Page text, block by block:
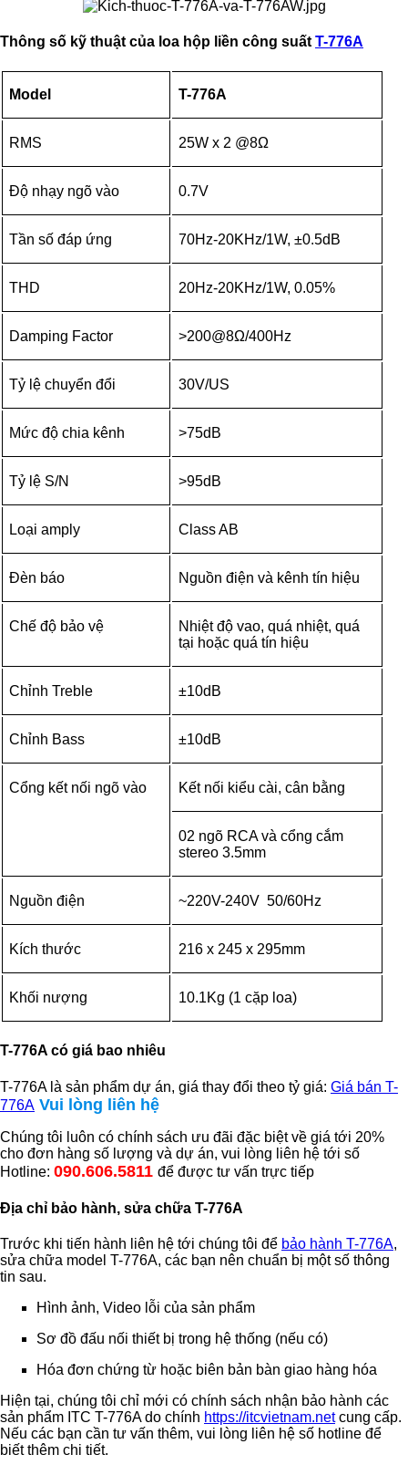
Thông số kỹ thuật của loa hộp liền công suất T-776A
Model T-776A
RMS 25W x 2 @8Ω
Độ nhạy ngõ vào 0.7V
Tần số đáp ứng 70Hz-20KHz/1W, ±0.5dB
THD 20Hz-20KHz/1W, 0.05%
Damping Factor >200@8Ω/400Hz
Tỷ lệ chuyển đổi 30V/US
Mức độ chia kênh >75dB
Tỷ lệ S/N >95dB
Loại amply Class AB
Đèn báo Nguồn điện và kênh tín hiệu
Chế độ bảo vệ
Nhiệt độ vao, quá nhiệt, quá
tại hoặc quá tín hiệu
Chỉnh Treble ±10dB
Chỉnh Bass ±10dB
Cổng kết nối ngõ vào Kết nối kiểu cài, cân bằng
02 ngõ RCA và cổng cắm
stereo 3.5mm
Nguồn điện ~220V-240V 50/60Hz
Kích thước 216 x 245 x 295mm
Khối nượng 10.1Kg (1 cặp loa)
T-776A có giá bao nhiêu
T-776A là sản phẩm dự án, giá thay đổi theo tỷ giá: Giá bán T-
776A Vui lòng liên hệ
Chúng tôi luôn có chính sách ưu đãi đặc biệt về giá tới 20%
cho đơn hàng số lượng và dự án, vui lòng liên hệ tới số
Hotline: 090.606.5811 để được tư vấn trực tiếp
Địa chỉ bảo hành, sửa chữa T-776A
Trước khi tiến hành liên hệ tới chúng tôi để bảo hành T-776A,
sửa chữa model T-776A, các bạn nên chuẩn bị một số thông
tin sau.
Hình ảnh, Video lỗi của sản phẩm
Sơ đồ đấu nối thiết bị trong hệ thống (nếu có)
Hóa đơn chứng từ hoặc biên bản bàn giao hàng hóa
Hiện tại, chúng tôi chỉ mới có chính sách nhận bảo hành các
sản phẩm ITC T-776A do chính https://itcvietnam.netcung cấp.
Nếu các bạn cần tư vấn thêm, vui lòng liên hệ số hotline để
biết thêm chi tiết.